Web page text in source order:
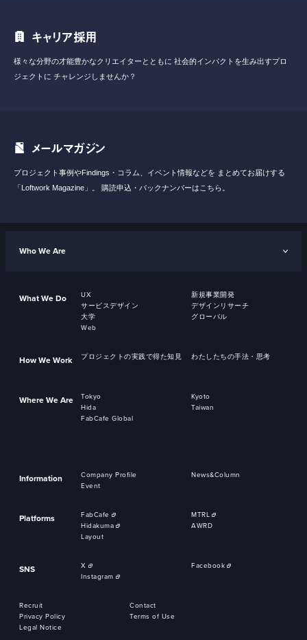
キャリア採用
様々な分野の才能豊かなクリエイターとともに 社会的インパクトを生み出すプロ
ジェクトに チャレンジしませんか？
メールマガジン
プロジェクト事例やFindings・コラム、イベント情報などを まとめてお届けする
「Loftwork Magazine」。
購読申込・バックナンバーはこちら。
Who We Are
What We Do UX
新規事業開発
サービスデザイン
デザインリサーチ
大学
グローバル
Web
How We Work プロジェクトの実践で得た知見 わたしたちの手法・思考
Where We Are Tokyo
Kyoto
Hida
Taiwan
FabCafe Global
Information Company Profile
News&Column
Event
Platforms FabCafe
MTRL
Hidakuma
AWRD
Layout
SNS X
Facebook
Instagram
Recruit
Contact
Privacy Policy
Terms of Use
Legal Notice